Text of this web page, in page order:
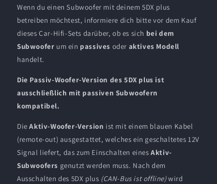
Wenn du einen Subwoofer mit deinem 5DX plus
betreiben möchtest, informiere dich bitte vor dem Kauf
dieses Car-Hifi-Sets darüber, ob es sich bei dem
Subwoofer um ein passives oder aktives Modell
handelt.
Die Passiv-Woofer-Version des 5DX plus ist
ausschließlich mit passiven Subwoofern
kompatibel.
DieAktiv-Woofer-Version ist mit einem blauen Kabel
(remote-out) ausgestattet, welches ein geschaltetes 12V
Signal liefert, das zum Einschalten einesAktiv-
Subwoofers genutzt werden muss. Nach dem
Ausschalten des 5DX plus (CAN-Bus ist offline)wird